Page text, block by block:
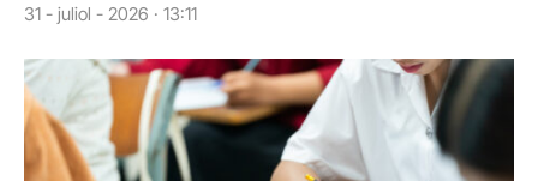
31 - juliol - 2026 · 13:11